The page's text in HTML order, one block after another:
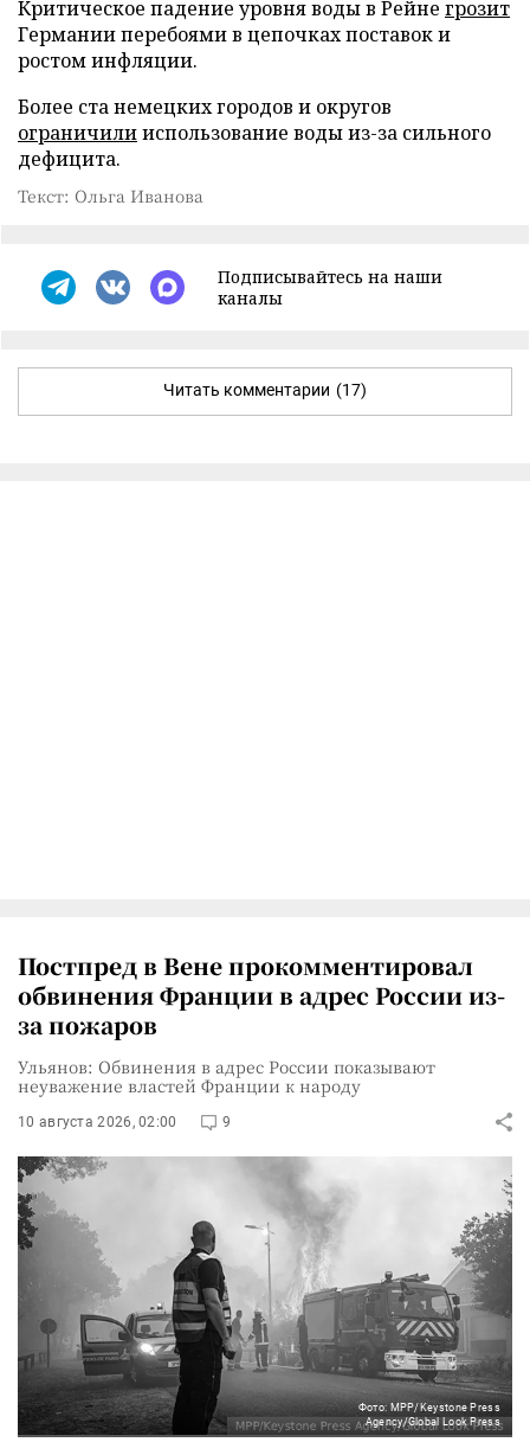
Критическое падение уровня воды в Рейне грозит
Германии перебоями в цепочках поставок и
ростом инфляции.
Более ста немецких городов и округов
ограничилииспользование воды из-за сильного
дефицита.
Текст: Ольга Иванова
Подписывайтесь на наши
каналы
Читать комментарии (17)
Постпред в Вене прокомментировал
обвинения Франции в адрес России из-
за пожаров
Ульянов: Обвинения в адрес России показывают
неуважение властей Франции к народу
10 августа 2026, 02:00 9
Фото: MPP/Keystone Press
Agency/Global Look Press